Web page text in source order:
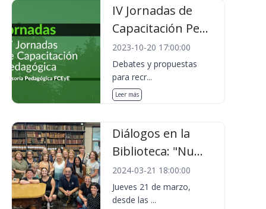
IV Jornadas de
Capacitación Pe...
2023-10-20 17:00:00
Debates y propuestas
para recr...
Leer más
Diálogos en la
Biblioteca: "Nu...
2024-03-21 18:00:00
Jueves 21 de marzo,
desde las ...